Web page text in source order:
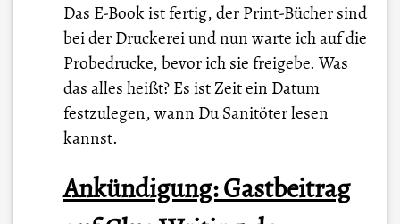
Das E-Book ist fertig, der Print-Bücher sind
bei der Druckerei und nun warte ich auf die
Probedrucke, bevor ich sie freigebe. Was
das alles heißt? Es ist Zeit ein Datum
festzulegen, wann Du Sanitöter lesen
kannst.
Ankündigung: Gastbeitrag